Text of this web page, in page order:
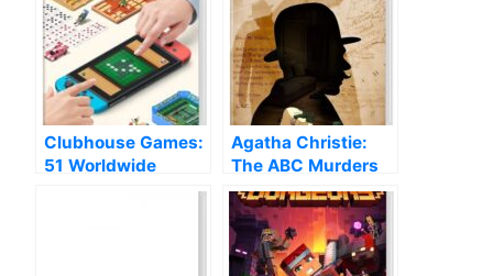
Clubhouse Games:
51 Worldwide
Agatha Christie:
The ABC Murders